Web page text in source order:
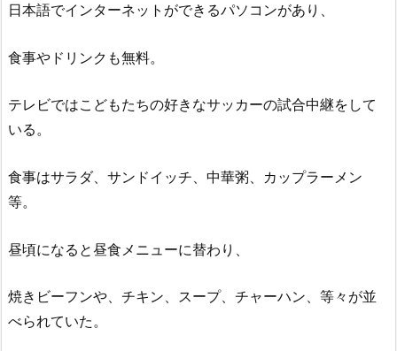
日本語でインターネットができるパソコンがあり、
食事やドリンクも無料。
テレビではこどもたちの好きなサッカーの試合中継をして
いる。
食事はサラダ、サンドイッチ、中華粥、カップラーメン
等。
昼頃になると昼食メニューに替わり、
焼きビーフンや、チキン、スープ、チャーハン、等々が並
べられていた。